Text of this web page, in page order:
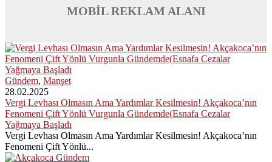
MOBİL REKLAM ALANI
Gündem, Manşet
28.02.2025
Vergi Levhası Olmasın Ama Yardımlar Kesilmesin! Akçakoca’nın
Fenomeni Çift Yönlü Vurgunla Gündemde(Esnafa Cezalar
Yağmaya Başladı
Vergi Levhası Olmasın Ama Yardımlar Kesilmesin! Akçakoca’nın
Fenomeni Çift Yönlü...